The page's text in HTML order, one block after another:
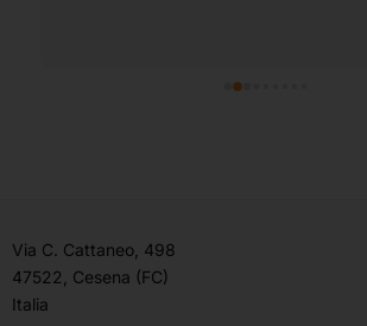
Via C. Cattaneo, 498
47522, Cesena (FC)
Italia